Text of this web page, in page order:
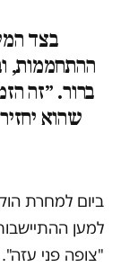
בצד
ברור. ״זה
שהוא
ביום למחרת
למען
"צופה פני